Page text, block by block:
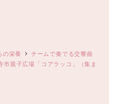
の栄養
チームで奏でる交響曲
親子広場「コアラッコ」（集ま